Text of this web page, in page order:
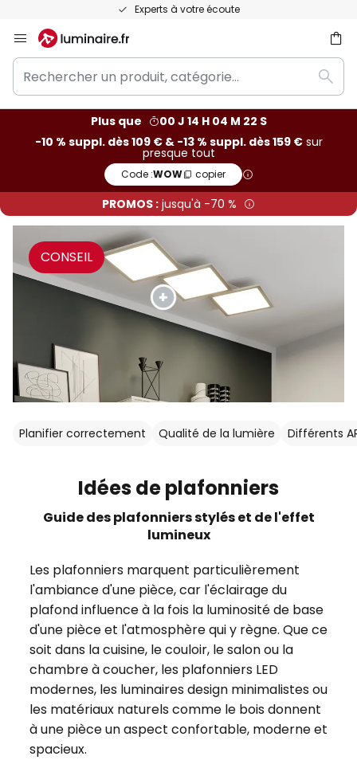
Recommandé sur Trustpilot
Allez
au
contenu
Rechercher
un
produit,
Plus que
00 J 14 H 04 M 20 S
-10 % suppl. dès 109 € & -13 % suppl. dès 159 €sur
presque tout
Code :WOW copier
PROMOS : jusqu'à -70 %
CONSEIL
Planifier correctement Qualité de la lumière Différents
Idées de plafonniers
Guide des plafonniers stylés et de l'effet
lumineux
Les plafonniers marquent particulièrement
l'ambiance d'une pièce, car l'éclairage du
plafond influence à la fois la luminosité de base
d'une pièce et l'atmosphère qui y règne. Que ce
soit dans la cuisine, le couloir, le salon ou la
chambre à coucher, les plafonniers LED
modernes, les luminaires design minimalistes ou
les matériaux naturels comme le bois donnent
à une pièce un aspect confortable, moderne et
spacieux.